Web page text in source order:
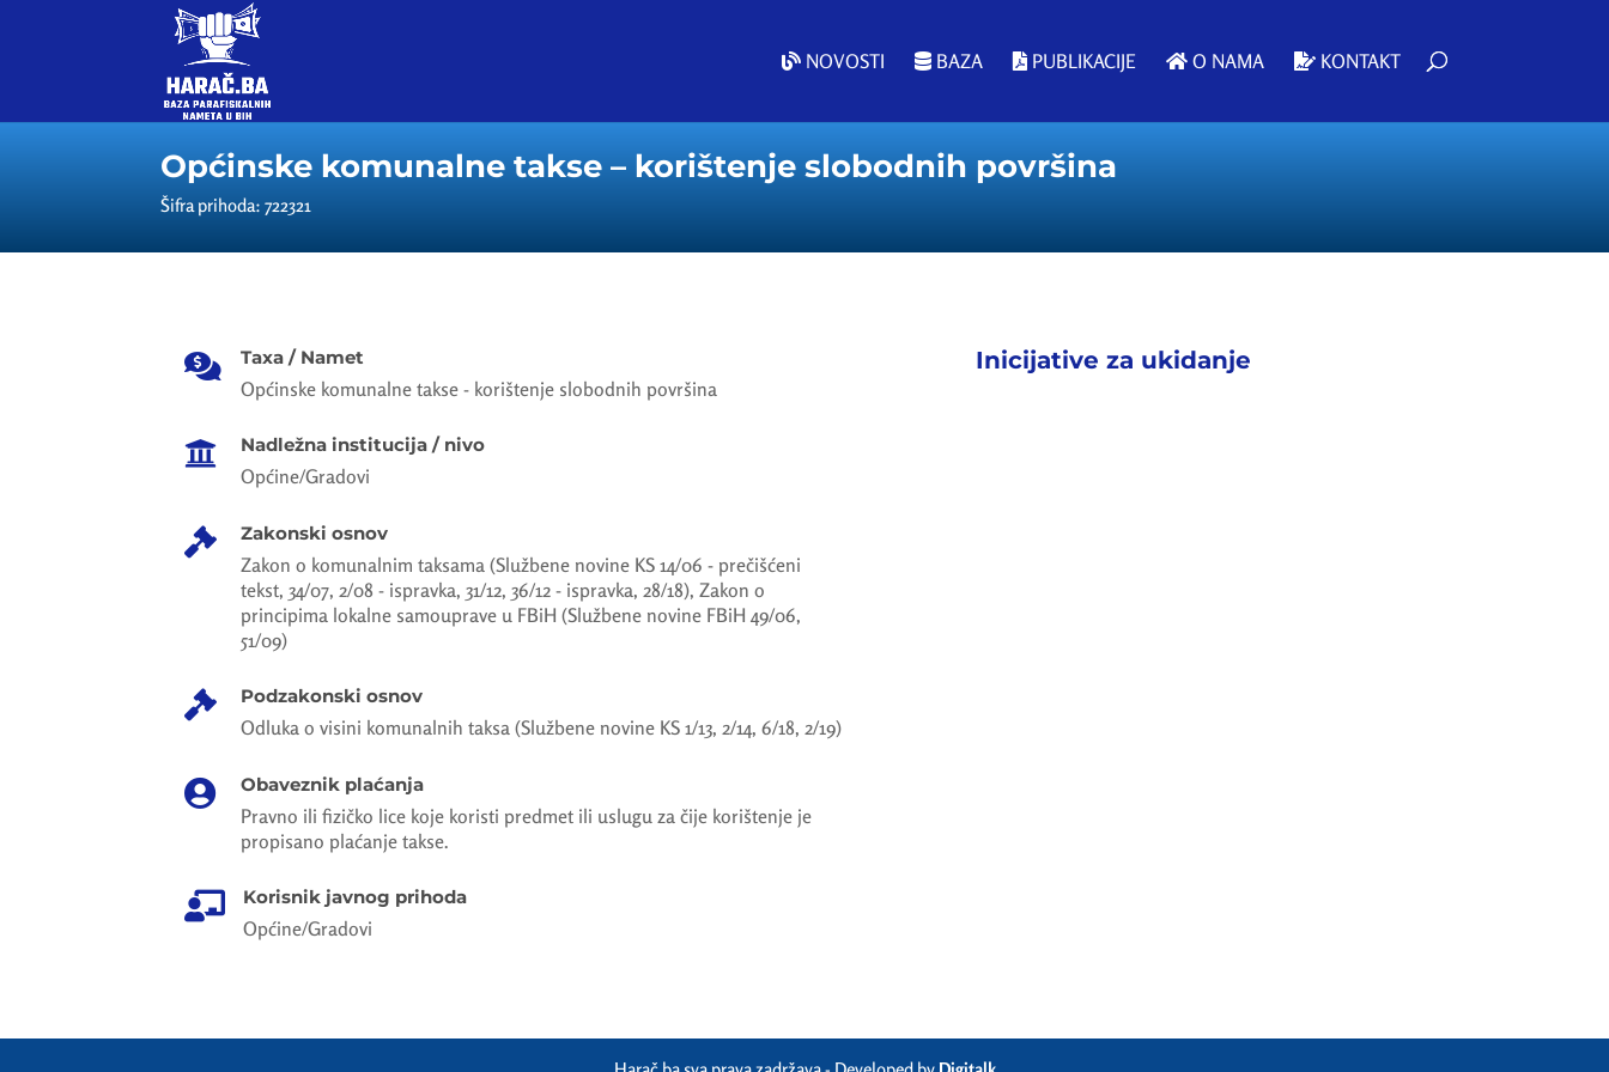
NOVOSTI BAZA PUBLIKACIJE O NAMA KONTAKT
Općinske komunalne takse – korištenje slobodnih površina
Šifra prihoda: 722321
 Taxa / Namet
Općinske komunalne takse - korištenje slobodnih površina
 Nadležna institucija / nivo
Općine/Gradovi
 Zakonski osnov
Zakon o komunalnim taksama (Službene novine KS 14/06 - prečišćeni
tekst, 34/07, 2/08 - ispravka, 31/12, 36/12 - ispravka, 28/18), Zakon o
principima lokalne samouprave u FBiH (Službene novine FBiH 49/06,
51/09)
 Podzakonski osnov
Odluka o visini komunalnih taksa (Službene novine KS 1/13, 2/14, 6/18, 2/19)
 Obaveznik plaćanja
Pravno ili fizičko lice koje koristi predmet ili uslugu za čije korištenje je
propisano plaćanje takse.
 Korisnik javnog prihoda
Općine/Gradovi
Inicijative za ukidanje